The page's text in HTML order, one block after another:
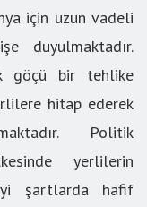
için uzun vadeli
duyulmaktadır.
göçü bir tehlike
hitap ederek
Politik
yerlilerin
şartlarda hafif